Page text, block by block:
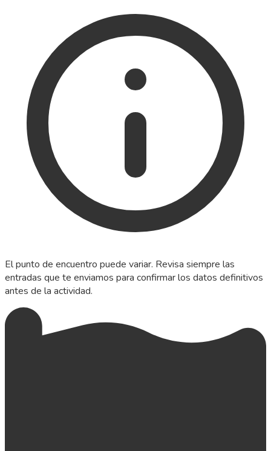
El punto de encuentro puede variar. Revisa siempre las
entradas que te enviamos para confirmar los datos definitivos
antes de la actividad.